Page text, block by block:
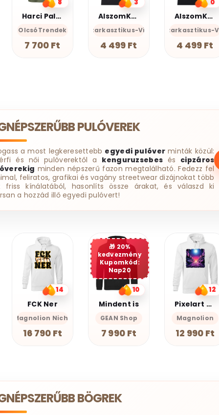
3
AlszomKöszi póló - Csak a gyász meg a szenvedés
Szarkasztikus-Vicces-Önazonos
4 499 Ft
0
AlszomKöszi póló - Ma sem leszek mindenki kedvence
AlszomKöszi- Szarkasztikus-Vicces-Önazonos
4 499 Ft
6
Nyugi
GEAN Shop
4 490 Ft
PULÓVEREK
a most legkeresettebb egyedi pulóver minták közül:
és női pulóverektől a kenguruzsebes és cipzáros
minden népszerű fazon megtalálható. Fedezz fel
feliratos, grafikai és vagány streetwear dizájnokat több
friss kínálatából, hasonlíts össze árakat, és válaszd ki
a hozzád illő egyedi pulóvert!
20%
kedvezmény
Kupomkód:
Nap20
10
Mindent is
GEAN Shop
7 990 Ft
12
Pixelart bakelit az űrben v3
Magnolion
12 990 Ft
10
Miauuunkácsy a ninja
Magnolion
18 190 Ft
BÖGREK